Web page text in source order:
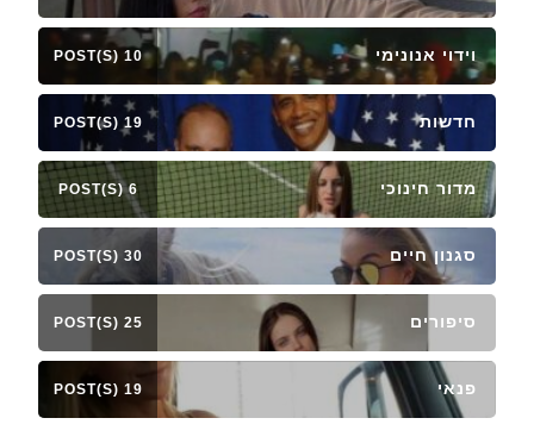
וידוי אנונימי 10 POST(S)
חדשות 19 POST(S)
מדור חינוכי 6 POST(S)
סגנון חיים 30 POST(S)
סיפורים 25 POST(S)
פנאי 19 POST(S)